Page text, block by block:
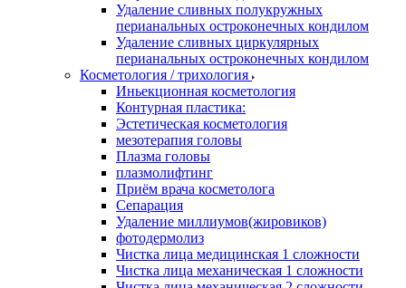
Удаление сливных полукружных
перианальных остроконечных кондилом
Удаление сливных циркулярных
перианальных остроконечных кондилом
Косметология / трихология
Иньекционная косметология
Контурная пластика:
Эстетическая косметология
мезотерапия головы
Плазма головы
плазмолифтинг
Приём врача косметолога
Сепарация
Удаление миллиумов(жировиков)
фотодермолиз
Чистка лица медицинская 1 сложности
Чистка лица механическая 1 сложности